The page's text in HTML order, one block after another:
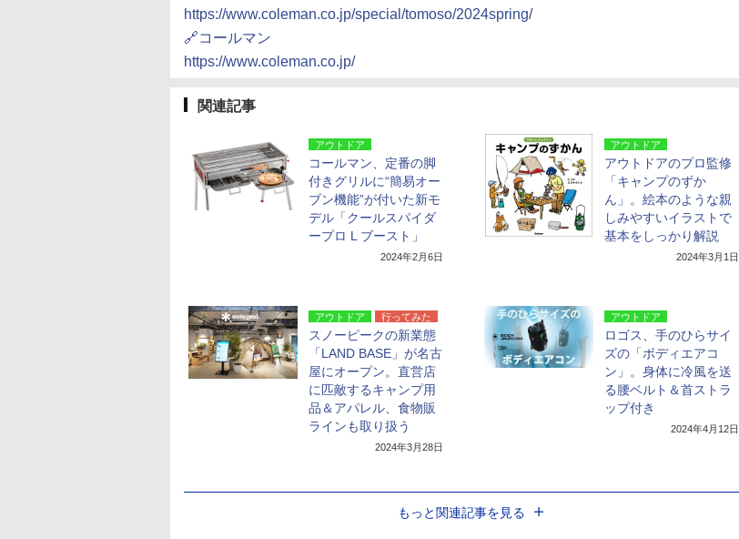
https://www.coleman.co.jp/special/tomoso/2024spring/
🔗コールマン
https://www.coleman.co.jp/
関連記事
アウトドア
コールマン、定番の脚
付きグリルに“簡易オー
ブン機能”が付いた新モ
デル「クールスパイダ
ープロ L ブースト」
2024年2月6日
アウトドア
アウトドアのプロ監修
「キャンプのずか
ん」。絵本のような親
しみやすいイラストで
基本をしっかり解説
2024年3月1日
アウトドア 行ってみた
スノーピークの新業態
「LAND BASE」が名古
屋にオープン。直営店
に匹敵するキャンプ用
品＆アパレル、食物販
ラインも取り扱う
2024年3月28日
アウトドア
ロゴス、手のひらサイ
ズの「ボディエアコ
ン」。身体に冷風を送
る腰ベルト＆首ストラ
ップ付き
2024年4月12日
もっと関連記事を見る